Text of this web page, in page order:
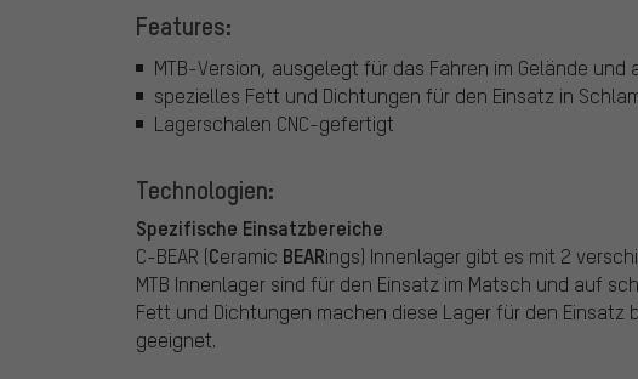
Features:
MTB-Version, ausgelegt für das Fahren im Gelände
spezielles Fett und Dichtungen für den Einsatz in
Lagerschalen CNC-gefertigt
Technologien:
Spezifische Einsatzbereiche
C-BEAR (Ceramic BEARings) Innenlager gibt es mit 2
MTB Innenlager sind für den Einsatz im Matsch und auf
Fett und Dichtungen machen diese Lager für den Einsatz
geeignet.